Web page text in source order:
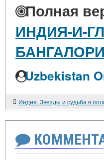
Полная
ИНДИЯ-И-
Uzbekistan
Индия. Звезды и судьба в